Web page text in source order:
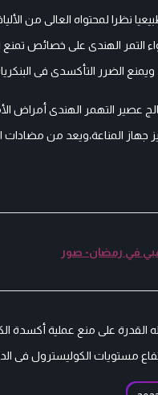
نظرا لمحتواه العالى من
التمر الهندى على خصائص
الضرر التأكسدى فى
عصير التهمر الهندى أمراض
جهاز المناعة،ويعد من
في رمضان- صور
على منع عملية أكسدة
مستويات الكوليسترول فى